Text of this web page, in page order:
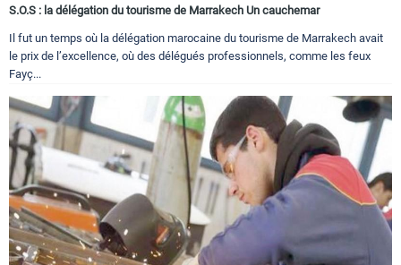
S.O.S : la délégation du tourisme de Marrakech Un cauchemar
Il fut un temps où la délégation marocaine du tourisme de Marrakech avait
le prix de l’excellence, où des délégués professionnels, comme les feux
Fayç...